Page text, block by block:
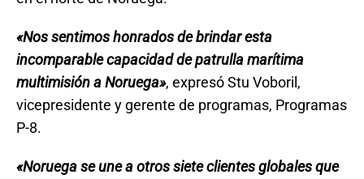
«Nos sentimos honrados de brindar esta
incomparable capacidad de patrulla marítima
multimisión a Noruega», expresó Stu Voboril,
vicepresidente y gerente de programas, Programas
P-8.
«Noruega se une a otros siete clientes globales que